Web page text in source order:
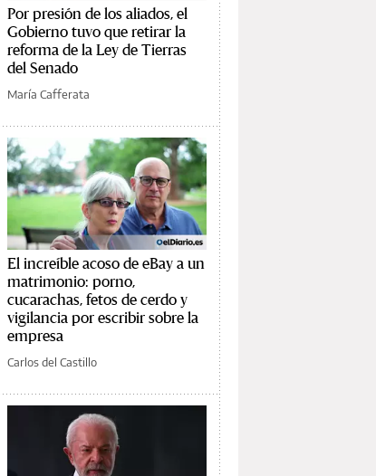
Por presión de los aliados, el
Gobierno tuvo que retirar la
reforma de la Ley de Tierras
del Senado
María Cafferata
El increíble acoso de eBay a un
matrimonio: porno,
cucarachas, fetos de cerdo y
vigilancia por escribir sobre la
empresa
Carlos del Castillo